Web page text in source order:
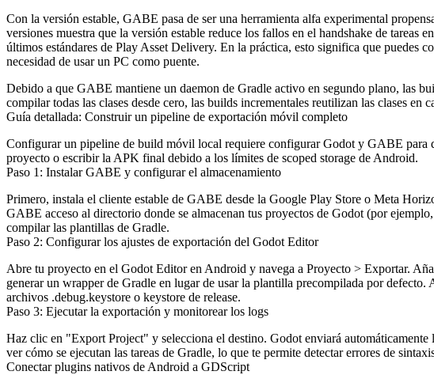
Con la versión estable, GABE pasa de ser una herramienta alfa experimental
versiones muestra que la versión estable reduce los fallos en el handshake de
últimos estándares de Play Asset Delivery. En la práctica, esto significa que puedes
necesidad de usar un PC como puente.
Debido a que GABE mantiene un daemon de Gradle activo en segundo plano, las
compilar todas las clases desde cero, las builds incrementales reutilizan las clases
Guía detallada: Construir un pipeline de exportación móvil completo
Configurar un pipeline de build móvil local requiere configurar Godot y GABE para
proyecto o escribir la APK final debido a los límites de scoped storage de Android.
Paso 1: Instalar GABE y configurar el almacenamiento
Primero, instala el cliente estable de GABE desde la Google Play Store o Meta
GABE acceso al directorio donde se almacenan tus proyectos de Godot (por ejemplo,
compilar las plantillas de Gradle.
Paso 2: Configurar los ajustes de exportación del Godot Editor
Abre tu proyecto en el Godot Editor en Android y navega a Proyecto > Exportar.
generar un wrapper de Gradle en lugar de usar la plantilla precompilada por
archivos .debug.keystore o keystore de release.
Paso 3: Ejecutar la exportación y monitorear los logs
Haz clic en "Export Project" y selecciona el destino. Godot enviará
ver cómo se ejecutan las tareas de Gradle, lo que te permite detectar errores de
Conectar plugins nativos de Android a GDScript